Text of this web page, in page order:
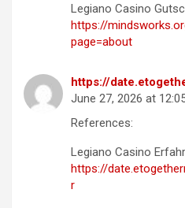
Legiano Casino
https://
page=about
https://
June 27, 2026 at
References:
Legiano Casino
https://
r